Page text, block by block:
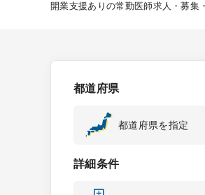
開業支援ありの常勤医師求人・募集
都道府県
都道府県を指定
詳細条件